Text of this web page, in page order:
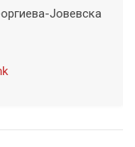
Јовевска